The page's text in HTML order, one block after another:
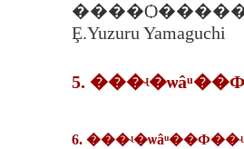
Ȩ.Yuzuru Yamaguchi
5.
6.